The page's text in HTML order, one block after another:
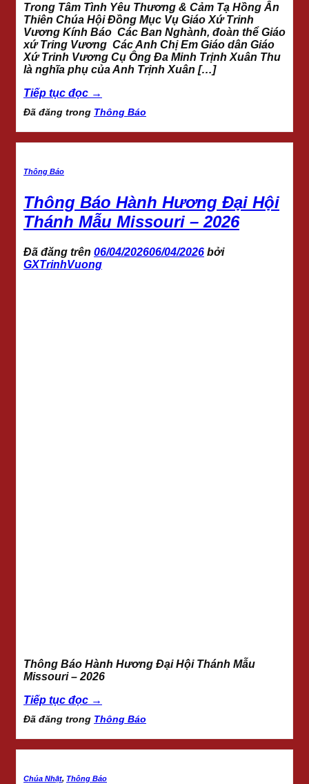
Trong Tâm Tình Yêu Thương & Cảm Tạ Hồng Ân
Thiên Chúa Hội Đồng Mục Vụ Giáo Xứ Trinh
Vương Kính Báo Các Ban Nghành, đoàn thể Giáo
xứ Tring Vương Các Anh Chị Em Giáo dân Giáo
Xứ Trinh Vương Cụ Ông Đa Minh Trịnh Xuân Thu
là nghĩa phụ của Anh Trịnh Xuân […]
Tiếp tục đọc →
Đã đăng trong Thông Báo
Thông Báo
Thông Báo Hành Hương Đại Hội
Thánh Mẫu Missouri – 2026
Đã đăng trên 06/04/202606/04/2026 bởi
GXTrinhVuong
Thông Báo Hành Hương Đại Hội Thánh Mẫu
Missouri – 2026
Tiếp tục đọc →
Đã đăng trong Thông Báo
Chúa Nhật, Thông Báo